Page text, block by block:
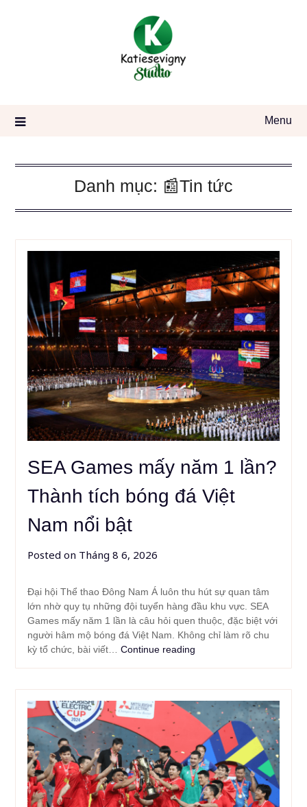
Menu
Danh mục: 📰Tin tức
SEA Games mấy năm 1 lần?
Thành tích bóng đá Việt
Nam nổi bật
Posted on Tháng 8 6, 2026
Đại hội Thể thao Đông Nam Á luôn thu hút sự quan tâm
lớn nhờ quy tụ những đội tuyển hàng đầu khu vực. SEA
Games mấy năm 1 lần là câu hỏi quen thuộc, đặc biệt với
người hâm mộ bóng đá Việt Nam. Không chỉ làm rõ chu
kỳ tổ chức, bài viết… Continue reading